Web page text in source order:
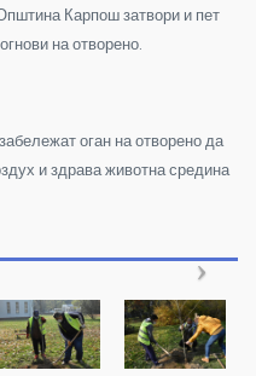
Карпош затвори и пет
на отворено.
оган на отворено да
и здрава животна средина